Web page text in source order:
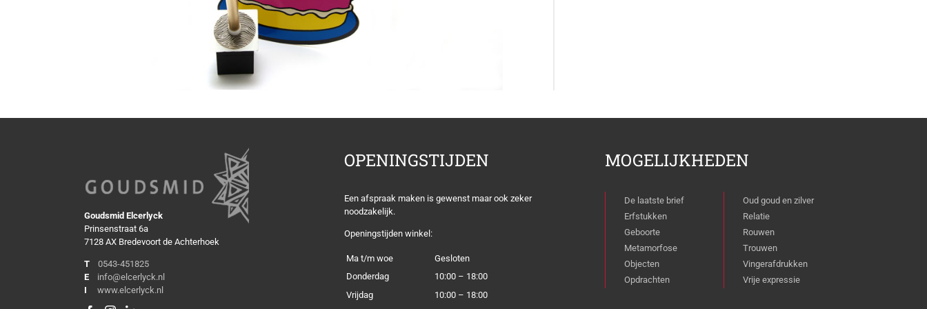
Goudsmid Elcerlyck
Prinsenstraat 6a
7128 AX Bredevoort de Achterhoek
T
0543-451825
E
info@elcerlyck.nl
I
www.elcerlyck.nl
OPENINGSTIJDEN
Een afspraak maken is gewenst maar ook zeker
noodzakelijk.
Openingstijden winkel:
Ma t/m woe
Gesloten
Donderdag
10:00 – 18:00
Vrijdag
10:00 – 18:00
MOGELIJKHEDEN
De laatste brief
Erfstukken
Geboorte
Metamorfose
Objecten
Opdrachten
Oud goud en zilver
Relatie
Rouwen
Trouwen
Vingerafdrukken
Vrije expressie